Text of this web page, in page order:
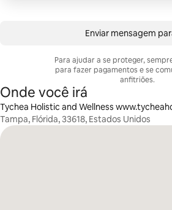
Enviar mensagem
Para ajudar a se proteger,
para fazer pagamentos e se
anfitriões.
Onde você irá
Tychea Holistic and Wellness
Tampa, Flórida, 33618, Estados Unidos